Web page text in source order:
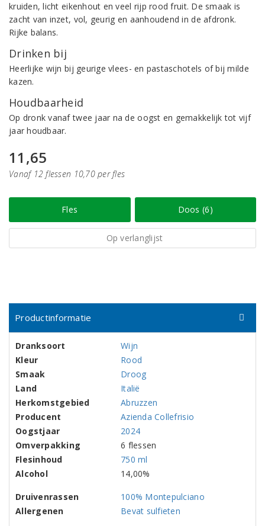
kruiden, licht eikenhout en veel rijp rood fruit. De smaak is
zacht van inzet, vol, geurig en aanhoudend in de afdronk.
Rijke balans.
Drinken bij
Heerlijke wijn bij geurige vlees- en pastaschotels of bij milde
kazen.
Houdbaarheid
Op dronk vanaf twee jaar na de oogst en gemakkelijk tot vijf
jaar houdbaar.
11,65
Vanaf 12 flessen 10,70 per fles
Fles Doos (6)
Op verlanglijst
Productinformatie
Dranksoort
Wijn
Kleur
Rood
Smaak
Droog
Land
Italië
Herkomstgebied
Abruzzen
Producent
Azienda Collefrisio
Oogstjaar
2024
Omverpakking
6 flessen
Flesinhoud
750 ml
Alcohol
14,00%
Druivenrassen
100% Montepulciano
Allergenen
Bevat sulfieten